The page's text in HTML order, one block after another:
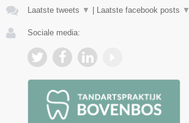
Laatste tweets ▼ | Laatste facebook posts ▼
Sociale media: